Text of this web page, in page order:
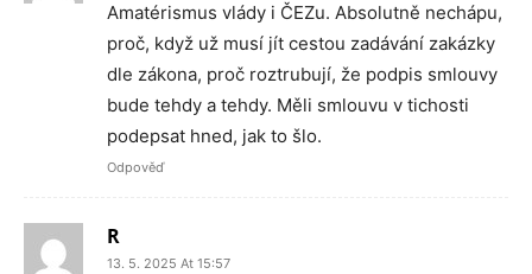
Amatérismus vlády i ČEZu. Absolutně nechápu,
proč, když už musí jít cestou zadávání zakázky
dle zákona, proč roztrubují, že podpis smlouvy
bude tehdy a tehdy. Měli smlouvu v tichosti
podepsat hned, jak to šlo.
Odpověď
R
13. 5. 2025 At 15:57